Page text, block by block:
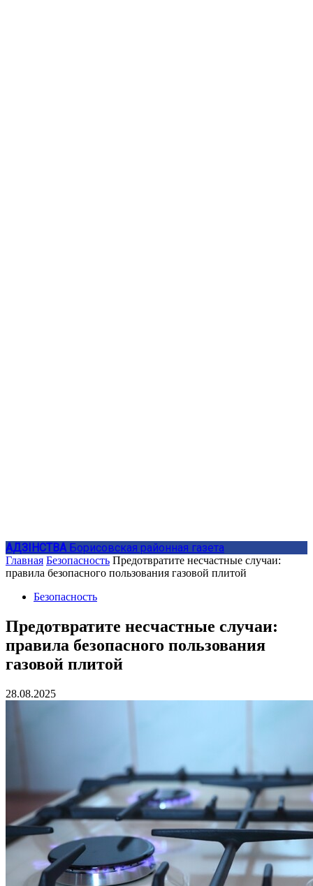
АДЗIНСТВА Борисовская районная газета
Главная Безопасность Предотвратите несчастные случаи:
правила безопасного пользования газовой плитой
Безопасность
Предотвратите несчастные случаи:
правила безопасного пользования
газовой плитой
28.08.2025